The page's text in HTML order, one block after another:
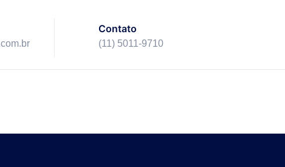
Contato
(11) 5011-9710